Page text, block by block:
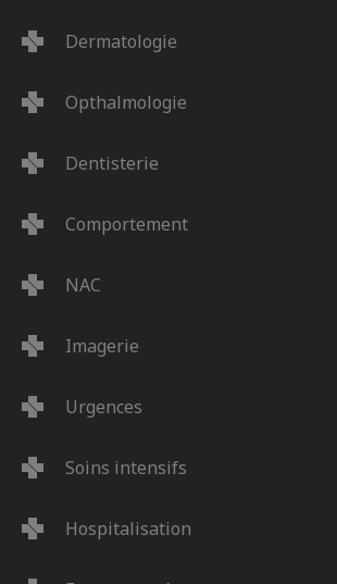
Dermatologie
Opthalmologie
Dentisterie
Comportement
NAC
Imagerie
Urgences
Soins intensifs
Hospitalisation